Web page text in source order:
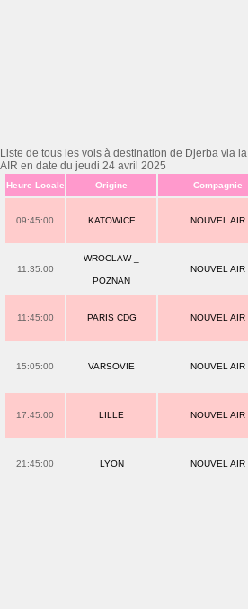
Liste de tous les vols à destination de Djerba via
AIR en date du jeudi 24 avril 2025
Heure Locale Origine Compagnie
09:45:00 KATOWICE NOUVEL AIR
11:35:00
WROCLAW _
POZNAN
NOUVEL AIR
11:45:00 PARIS CDG NOUVEL AIR
15:05:00 VARSOVIE NOUVEL AIR
17:45:00 LILLE NOUVEL AIR
21:45:00 LYON NOUVEL AIR